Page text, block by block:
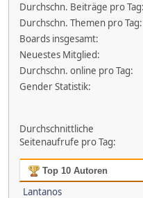
Durchschn. Beiträge pro Tag:
Durchschn. Themen pro Tag:
Boards insgesamt:
Neuestes Mitglied:
Durchschn. online pro Tag:
Gender Statistik:
Durchschnittliche
Seitenaufrufe pro Tag:
Top 10 Autoren
Lantanos